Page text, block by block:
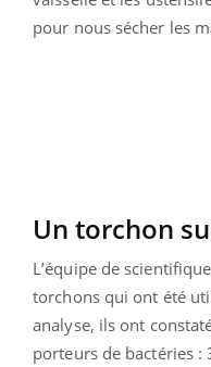
pour nous sécher les
Un torchon
L’équipe de
torchons qui ont été
analyse, ils ont
porteurs de bactéries :